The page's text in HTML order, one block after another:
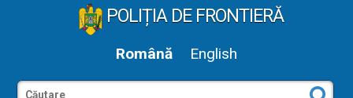
POLIȚIA DE FRONTIERĂ
Română English